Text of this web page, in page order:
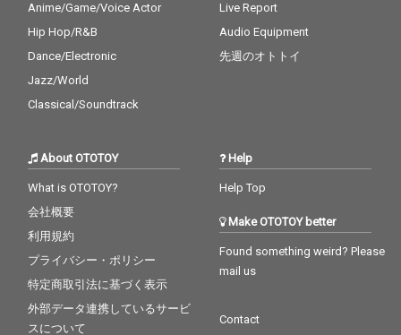
Anime/Game/Voice Actor
Hip Hop/R&B
Dance/Electronic
Jazz/World
Classical/Soundtrack
Live Report
Audio Equipment
先週のオトトイ
About OTOTOY
What is OTOTOY?
会社概要
利用規約
プライバシー・ポリシー
特定商取引法に基づく表示
外部データ連携しているサービ
スについて
Help
Help Top
Make OTOTOY better
Found something weird? Please
mail us
Contact